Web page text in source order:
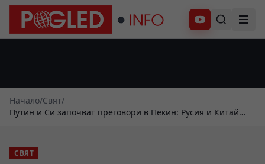
Абонирай се
Начало/Свят/
Путин и Си започват преговори в Пекин: Русия и Китай
СВЯТ